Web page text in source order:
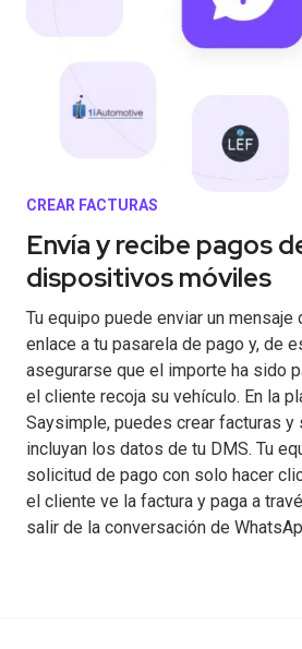
CREAR FACTURAS
Envía y recibe pagos
dispositivos móviles
Tu equipo puede enviar un mensaje
enlace a tu pasarela de pago y, de
asegurarse que el importe ha sido
el cliente recoja su vehículo. En la
Saysimple, puedes crear facturas
incluyan los datos de tu DMS. Tu
solicitud de pago con solo hacer
el cliente ve la factura y paga a
salir de la conversación de